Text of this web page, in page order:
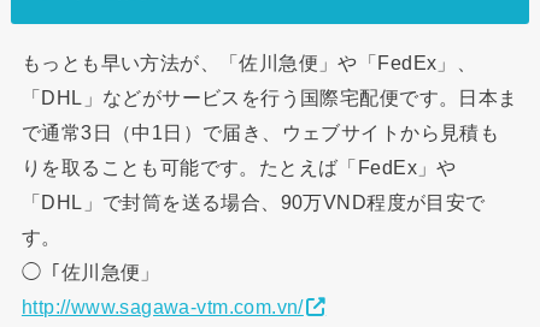
もっとも早い方法が、「佐川急便」や「FedEx」、
「DHL」などがサービスを行う国際宅配便です。日本ま
で通常3日（中1日）で届き、ウェブサイトから見積も
りを取ることも可能です。たとえば「FedEx」や
「DHL」で封筒を送る場合、90万VND程度が目安で
す。
◯「佐川急便」
http://www.sagawa-vtm.com.vn/